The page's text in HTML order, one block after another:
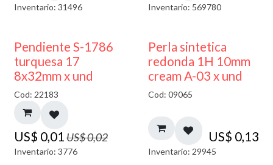
Inventario: 31496 Inventario: 569780
50% DESCUENTO
Pendiente S-1786
turquesa 17
8x32mm x und
Cod: 22183
US$ 0,01 US$0,02
Inventario: 3776
Perla sintetica
redonda 1H 10mm
cream A-03 x und
Cod: 09065
US$ 0,13
Inventario: 29945